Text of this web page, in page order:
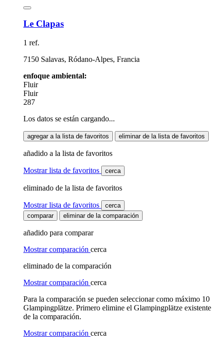
Le Clapas
1 ref.
7150 Salavas, Ródano-Alpes, Francia
enfoque ambiental:
Fluir
Fluir
287
Los datos se están cargando...
agregar a la lista de favoritos eliminar de la lista de favoritos
añadido a la lista de favoritos
Mostrar lista de favoritos cerca
eliminado de la lista de favoritos
Mostrar lista de favoritos
cerca
comparar
eliminar de la comparación
añadido para comparar
Mostrar comparación cerca
eliminado de la comparación
Mostrar comparación cerca
Para la comparación se pueden seleccionar como máximo 10
Glampingplätze. Primero elimine el Glampingplätze existente
de la comparación.
Mostrar comparación cerca